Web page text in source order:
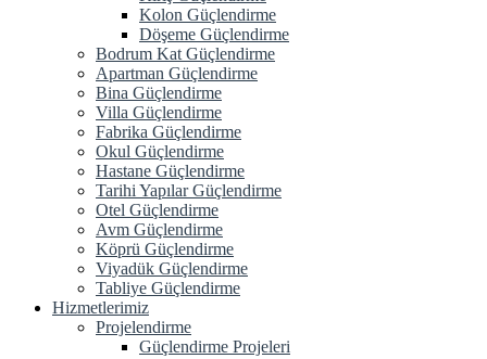
Kolon Güçlendirme
Döşeme Güçlendirme
Bodrum Kat Güçlendirme
Apartman Güçlendirme
Bina Güçlendirme
Villa Güçlendirme
Fabrika Güçlendirme
Okul Güçlendirme
Hastane Güçlendirme
Tarihi Yapılar Güçlendirme
Otel Güçlendirme
Avm Güçlendirme
Köprü Güçlendirme
Viyadük Güçlendirme
Tabliye Güçlendirme
Hizmetlerimiz
Projelendirme
Güçlendirme Projeleri